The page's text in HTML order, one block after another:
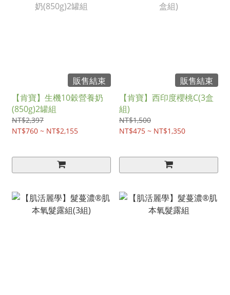
販售結束
【肯寶】生機10穀營養奶
(850g)2罐組
NT$2,397
NT$760 ~ NT$2,155
販售結束
【肯寶】西印度櫻桃C(3盒
組)
NT$1,500
NT$475 ~ NT$1,350